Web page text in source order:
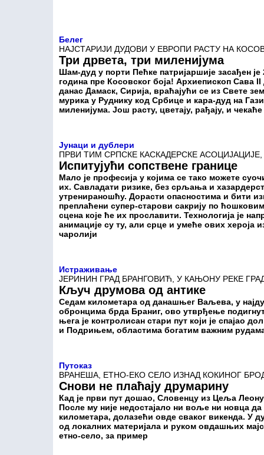
Белег
НАЈСТАРИЈИ ДУДОВИ У ЕВРОПИ РАСТУ НА
Три дрвета, три миленијума
Шам-дуд у порти Пећке патријаршије засађен
година пре Косовског боја! Архиепископ Сава
данас Дамаск, Сирија, враћајући се из Свете
мурика у Руднику код Србице и кара-дуд на
миленијума. Још расту, цветају, рађају, и
Јунаци и дублери
ПРВИ ТИМ СРПСКЕ КАСКАДЕРСКЕ
Испитујући сопствене границе
Мало је професија у којима се тако можете
их. Савладати ризике, без срљања и
утренираношћу. Дорасти опасностима и бити
преплаћени супер-старови сакрију по
сцена које ће их прославити. Технологија је
анимације су ту, али срце и умеће ових хероја
чаролији
Истраживање
ЈЕРИНИН ГРАД БРАНГОВИЋ, У КАЊОНУ РЕКЕ
Кључ друмова од антике
Седам километара од данашњег Ваљева, у
обронцима брда Браниг, ово утврђење
њега је контролисан стари пут који је спајао
и Подрињем, областима богатим важним
Путоказ
ВРАНЕША, ЕТНО-ЕКО СЕЛО ИЗНАД КОКИНОГ
Снови не плаћају друмарину
Кад је први пут дошао, Словенцу из Цеља
После му није недостајало ни воље ни новца
километара, долазећи овде сваког викенда. У
од локалних материјала и руком овдашњих
етно-село, за пример